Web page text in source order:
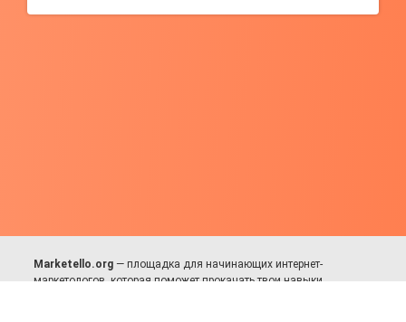
Marketello.org — площадка для начинающих интернет-
маркетологов, которая поможет прокачать твои навыки.